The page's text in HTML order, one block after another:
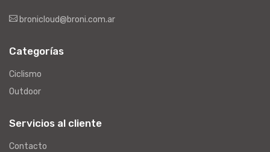
bronicloud@broni.com.ar
Categorías
Ciclismo
Outdoor
Servicios al cliente
Contacto